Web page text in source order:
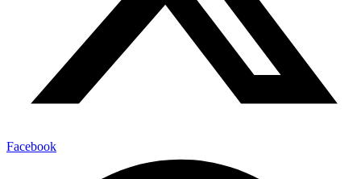
Facebook